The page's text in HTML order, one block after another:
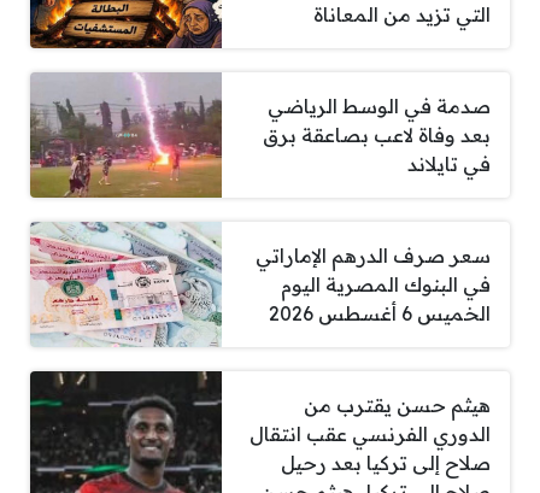
التي تزيد من المعاناة
صدمة في الوسط الرياضي
بعد وفاة لاعب بصاعقة برق
في تايلاند
سعر صرف الدرهم الإماراتي
في البنوك المصرية اليوم
الخميس 6 أغسطس 2026
هيثم حسن يقترب من
الدوري الفرنسي عقب انتقال
صلاح إلى تركيا بعد رحيل